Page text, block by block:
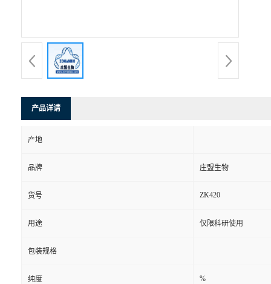
产品详请
产地
品牌 庄盟生物
货号 ZK420
用途 仅限科研使用
包装规格
纯度 %